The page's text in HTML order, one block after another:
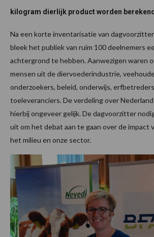
kilogram dierlijk product worden
Na een korte inventarisatie van
bleek het publiek van ruim 100 deelnemers
achtergrond te hebben. Aanwezigen waren
mensen uit de diervoederindustrie,
onderzoekers, beleid, onderwijs,
toeleveranciers. De verdeling over
hierbij ongeveer gelijk. De dagvoorzitter
uit om het debat aan te gaan over de impact
het milieu en onze sector.